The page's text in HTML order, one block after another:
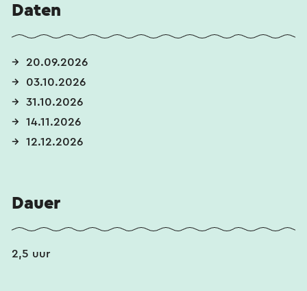
Daten
20.09.2026
03.10.2026
31.10.2026
14.11.2026
12.12.2026
Dauer
2,5 uur